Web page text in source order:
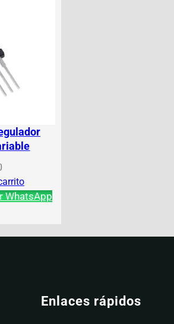
WhatsApp
Enlaces rápidos